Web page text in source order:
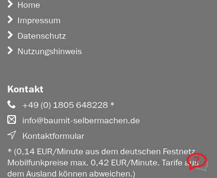
Home
Impressum
Datenschutz
Nutzungshinweis
Kontakt
+49 (0) 1805 648228 *
info@baumit-selbermachen.de
Kontaktformular
* (0,14 EUR/Minute aus dem deutschen Festnetz,
Mobilfunkpreise max. 0,42 EUR/Minute. Tarife aus
dem Ausland können abweichen.)